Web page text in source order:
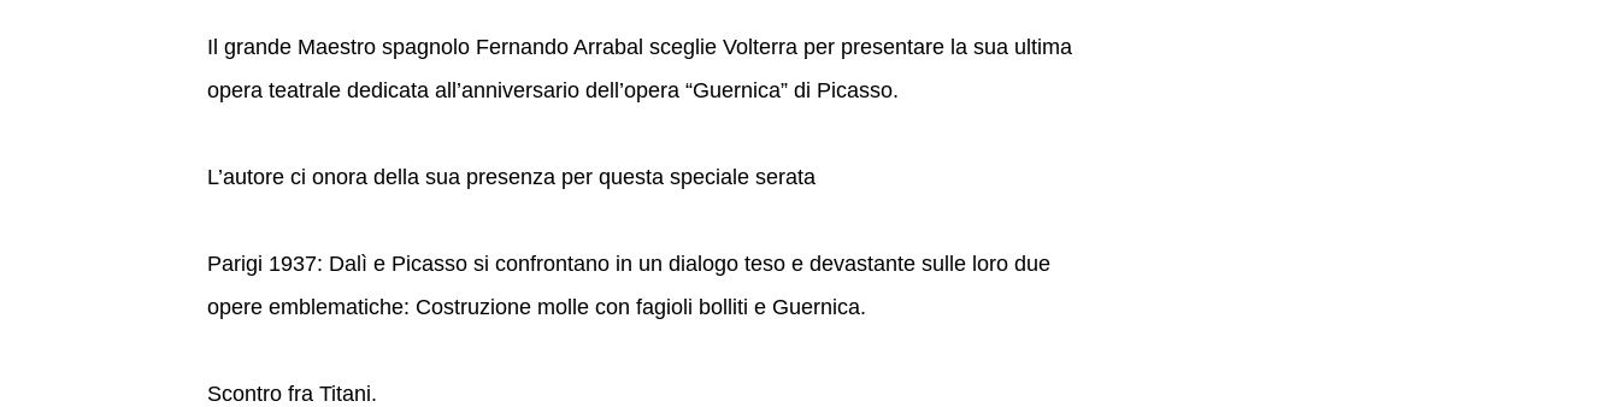
Il grande Maestro spagnolo Fernando Arrabal sceglie Volterra per presentare la sua ultima
opera teatrale dedicata all’anniversario dell’opera “Guernica” di Picasso.
L’autore ci onora della sua presenza per questa speciale serata
Parigi 1937: Dalì e Picasso si confrontano in un dialogo teso e devastante sulle loro due
opere emblematiche: Costruzione molle con fagioli bolliti e Guernica.
Scontro fra Titani.